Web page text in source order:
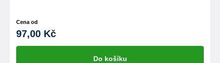
Cena od
97,00 Kč
Do košíku